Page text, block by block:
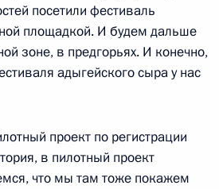
посетили фестиваль
площадкой. И будем дальше
зоне, в предгорьях. И конечно,
адыгейского сыра у нас
проект по регистрации
в пилотный проект
что мы там тоже покажем